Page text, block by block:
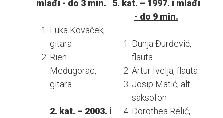
mlađi - do 3 min.
Luka Kovaček,
gitara
Rien
Međugorac,
gitara
2. kat. – 2003. i
5. kat. – 1997. i mlađi
- do 9 min.
Dunja Đurđević,
flauta
Artur Ivelja, flauta
Josip Matić, alt
saksofon
Dorothea Relić,